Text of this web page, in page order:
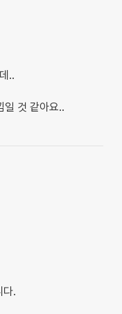
..
일 것 같아요..
다.